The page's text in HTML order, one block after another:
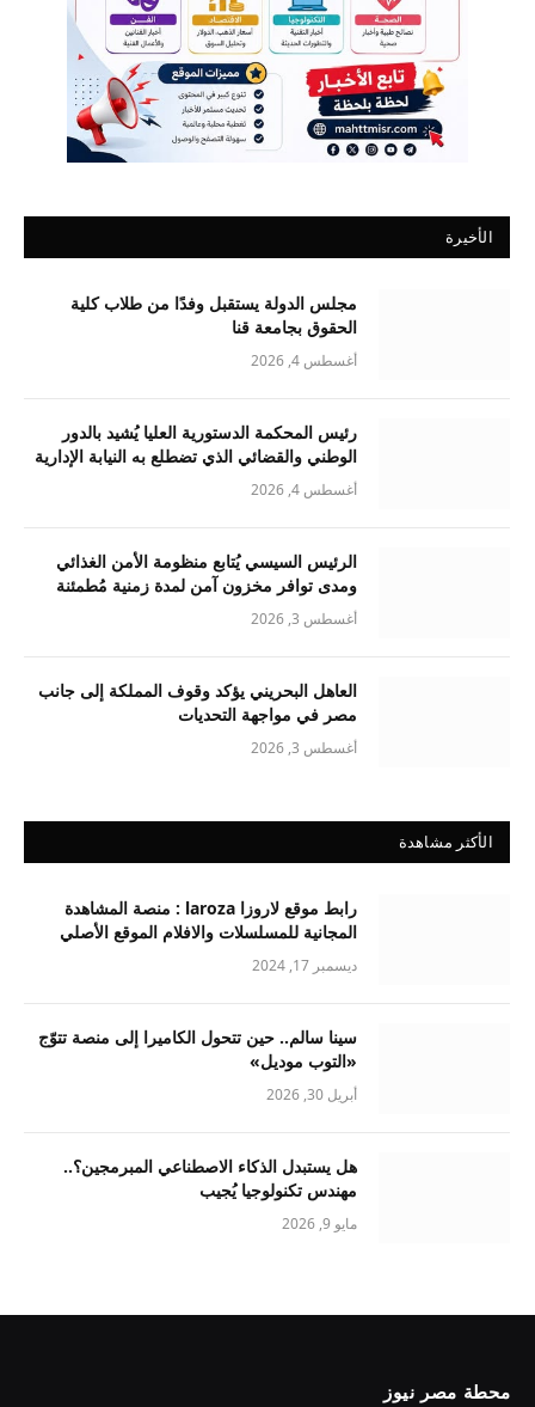
الأخيرة
مجلس الدولة يستقبل وفدًا من طلاب كلية
الحقوق بجامعة قنا
أغسطس 4, 2026
رئيس المحكمة الدستورية العليا يُشيد بالدور
الوطني والقضائي الذي تضطلع به النيابة الإدارية
أغسطس 4, 2026
الرئيس السيسي يُتابع منظومة الأمن الغذائي
ومدى توافر مخزون آمن لمدة زمنية مُطمئنة
أغسطس 3, 2026
العاهل البحريني يؤكد وقوف المملكة إلى جانب
مصر في مواجهة التحديات
أغسطس 3, 2026
الأكثر مشاهدة
رابط موقع لاروزا laroza : منصة المشاهدة
المجانية للمسلسلات والافلام الموقع الأصلي
ديسمبر 17, 2024
سينا سالم.. حين تتحول الكاميرا إلى منصة تتوّج
«التوب موديل»
أبريل 30, 2026
هل يستبدل الذكاء الاصطناعي المبرمجين؟..
مهندس تكنولوجيا يُجيب
مايو 9, 2026
محطة مصر نيوز